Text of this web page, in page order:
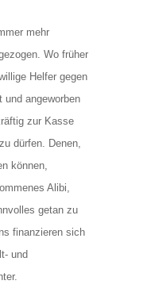
mehr
Wo früher
Helfer gegen
und angeworben
zur Kasse
dürfen. Denen,
können,
Alibi,
getan zu
finanzieren sich
und